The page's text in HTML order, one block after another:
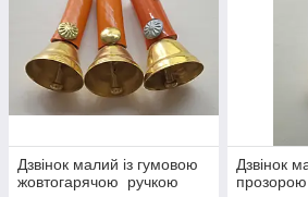
Дзвінок малий із гумовою
жовтогарячою ручкою
Дзвінок